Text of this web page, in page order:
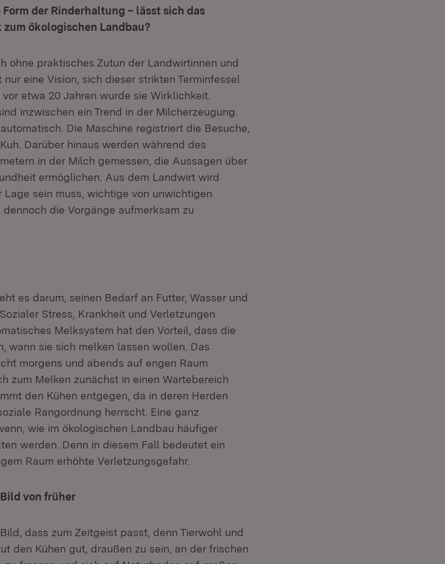
der Rinderhaltung – lässt sich das
ökologischen Landbau?
ohne praktisches Zutun der Landwirtinnen und
eine Vision, sich dieser strikten Terminfessel
etwa 20 Jahren wurde sie Wirklichkeit.
inzwischen ein Trend in der Milcherzeugung.
Die Maschine registriert die Besuche,
Darüber hinaus werden während des
in der Milch gemessen, die Aussagen über
ermöglichen. Aus dem Landwirt wird
sein muss, wichtige von unwichtigen
die Vorgänge aufmerksam zu
es darum, seinen Bedarf an Futter, Wasser und
Stress, Krankheit und Verletzungen
Melksystem hat den Vorteil, dass die
wann sie sich melken lassen wollen. Das
morgens und abends auf engen Raum
zum Melken zunächst in einen Wartebereich
den Kühen entgegen, da in deren Herden
Rangordnung herrscht. Eine ganz
wie im ökologischen Landbau häufiger
werden. Denn in diesem Fall bedeutet ein
Raum erhöhte Verletzungsgefahr.
von früher
dass zum Zeitgeist passt, denn Tierwohl und
den Kühen gut, draußen zu sein, an der frischen